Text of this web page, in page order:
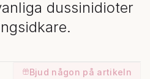
dussinidioter
Bjud någon på artikeln